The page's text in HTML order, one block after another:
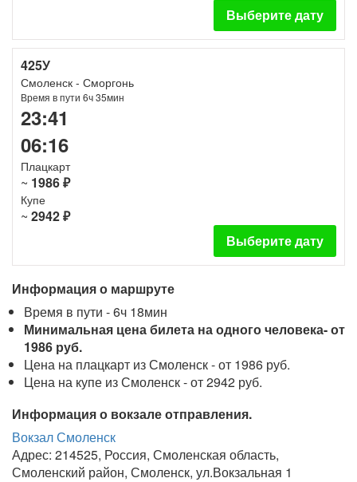
Выберите дату
425У
Смоленск - Сморгонь
Время в пути 6ч 35мин
23:41
06:16
Плацкарт
~ 1986 ₽
Купе
~ 2942 ₽
Выберите дату
Информация о маршруте
Время в пути - 6ч 18мин
Минимальная цена билета на одного человека- от
1986 руб.
Цена на плацкарт из Смоленск - от 1986 руб.
Цена на купе из Смоленск - от 2942 руб.
Информация о вокзале отправления.
Вокзал Смоленск
Адрес: 214525, Россия, Смоленская область,
Смоленский район, Смоленск, ул.Вокзальная 1